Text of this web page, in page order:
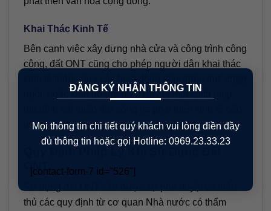
ĐĂNG KÝ NHẬN THÔNG TIN
Mọi thông tin chi tiết quý khách vui lòng điền đầy
đủ thông tin hoặc gọi Hotline: 0969.23.33.23
[contact-form-7 id="526"]
Khai Thác Kinh Tế
Bên cạnh việc xây dựng nhà cửa và công trình công
cộng, đất ONT cũng cho phép người dân khai thác
nuôi, hoặc kinh doanh nhỏ. Đây là một cách giúp
vững.
ONT
thủ các quy định từ cơ quan Nhà nước có thẩm